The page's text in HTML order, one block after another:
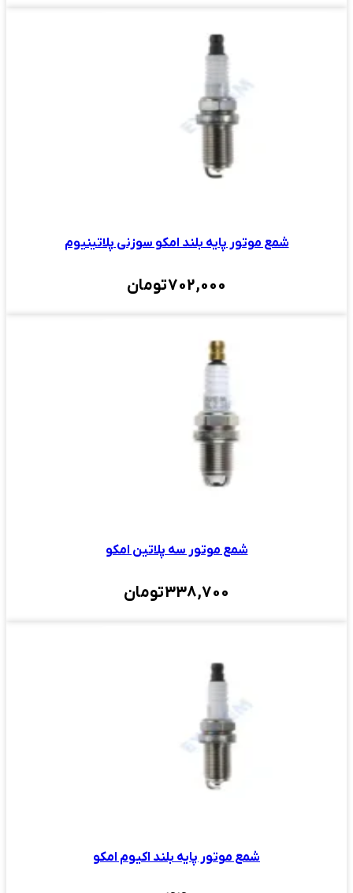
شمع موتور پایه بلند امکو سوزنی پلاتینیوم
702,000تومان
شمع موتور سه پلاتین امکو
338,700تومان
شمع موتور پایه بلند اکیوم امکو